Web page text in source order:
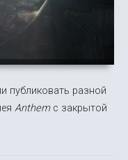
публиковать разной
Anthemс закрытой